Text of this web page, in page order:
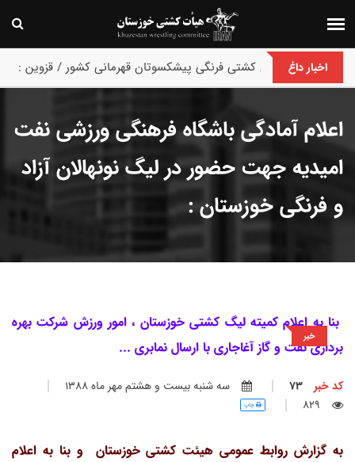
اخبار داغ
پایان رقابت های کشتی فرنگی پیشکسوتان قهرمانی کشور / قزوین :
اعلام آمادگی باشگاه فرهنگی ورزشی نفت
امیدیه جهت حضور در لیگ نونهالان آزاد
و فرنگی خوزستان :
خبر
بنا به اعلام کمیته لیگ کشتی خوزستان ، امور ورزش شرکت بهره
برداری نفت و گاز آغاجاری با ارسال نمابری ...
کد خبر
سه شنبه بيست و هشتم مهر ماه 1388
829
چاپ
به گزارش روابط عمومی هیئت کشتی خوزستان و بنا به اعلام